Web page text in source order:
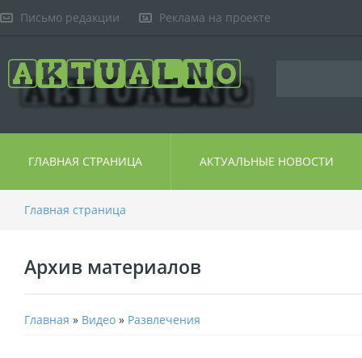
Письмо редакции Реклама на проекте
ГЛАВНАЯ СТРАНИЦА АКТУАЛЬНЫЕ НОВОСТИ
Главная страница
Архив материалов
Главная » Видео » Развлечения